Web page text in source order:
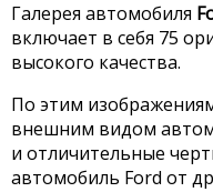
Галерея автомобиля
включает в себя 75
высокого качества.
По этим
внешним видом
и отличительные
автомобиль Ford от